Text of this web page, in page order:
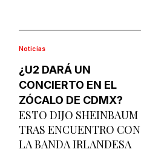
Noticias
¿U2 DARÁ UN
CONCIERTO EN EL
ZÓCALO DE CDMX?
ESTO DIJO SHEINBAUM
TRAS ENCUENTRO CON
LA BANDAIRLANDESA